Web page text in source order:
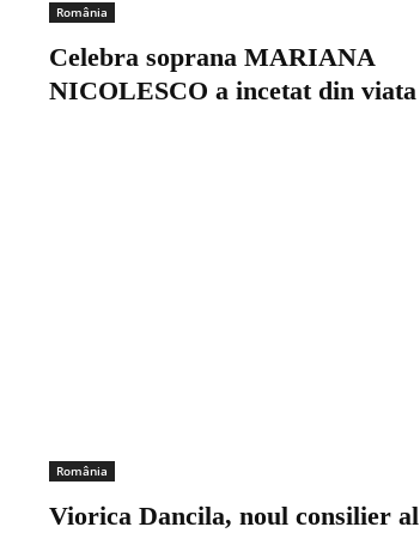
România
Celebra soprana MARIANA
NICOLESCO a incetat din viata
România
Viorica Dancila, noul consilier al